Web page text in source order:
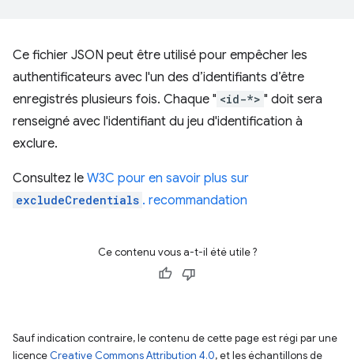
Ce fichier JSON peut être utilisé pour empêcher les
authentificateurs avec l'un des d’identifiants d’être
enregistrés plusieurs fois. Chaque " <id-*> " doit sera
renseigné avec l'identifiant du jeu d'identification à
exclure.
Consultez le W3C pour en savoir plus sur
excludeCredentials . recommandation
Ce contenu vous a-t-il été utile ?
Sauf indication contraire, le contenu de cette page est régi par une
licence Creative Commons Attribution 4.0, et les échantillons de